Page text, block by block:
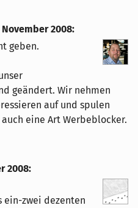
2008:
geben.
geändert. Wir nehmen
auf und spulen
eine Art Werbeblocker.
2008:
ein-zwei dezenten